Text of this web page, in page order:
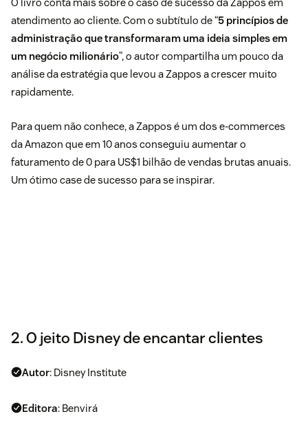
atendimento ao cliente. Com o subtítulo de “5 princípios de
administração que transformaram uma ideia simples em
um negócio milionário”, o autor compartilha um pouco da
análise da estratégia que levou a Zappos a crescer muito
rapidamente.
Para quem não conhece, a Zappos é um dos e-commerces
da Amazon que em 10 anos conseguiu aumentar o
faturamento de 0 para US$1 bilhão de vendas brutas anuais.
Um ótimo case de sucesso para se inspirar.
2. O jeito Disney de encantar clientes
Autor: Disney Institute
Editora: Benvirá